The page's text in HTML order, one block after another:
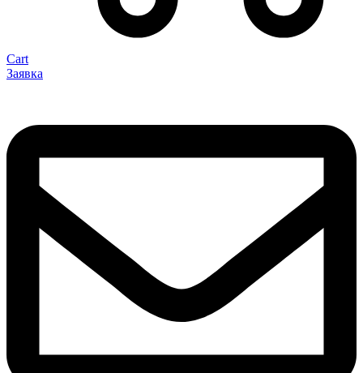
Cart
Заявка